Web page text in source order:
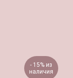
- 15% из
наличия